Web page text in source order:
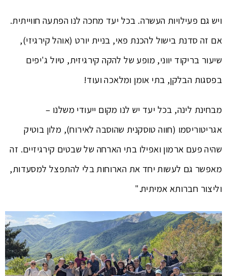
ויש גם פעילויות העשרה. בכל יעד מחכה לנו הפתעה חווייתית.
אם זה סדנת בישול להכנת פאי, בניית יורט (אוהל קירגיזי),
שיעור בריקוד יווני, מופע של להקה קירגיזית, טיול ג'יפים
בפסגות הבלקן, בתי אומן ומלאכה ועוד!
מבחינת לינה, בכל יעד יש לנו מקום ייעודי משלנו –
אגריטוריסמו (חווה טוסקנית שהוסבה לאירוח), מלון בוטיק
שהיה פעם ארמון ואפילו בתי הארחה של שבטים קירגיזיים. זה
מאפשר גם לעשות יחד את הארוחות בלי להתפצל למסעדות,
וליצור חברותא אמיתית."